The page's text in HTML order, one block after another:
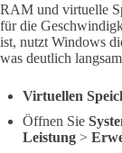
RAM und virtuelle
für die
ist, nutzt Windows
was deutlich
Virtuellen
Öffnen Sie
Leistung >